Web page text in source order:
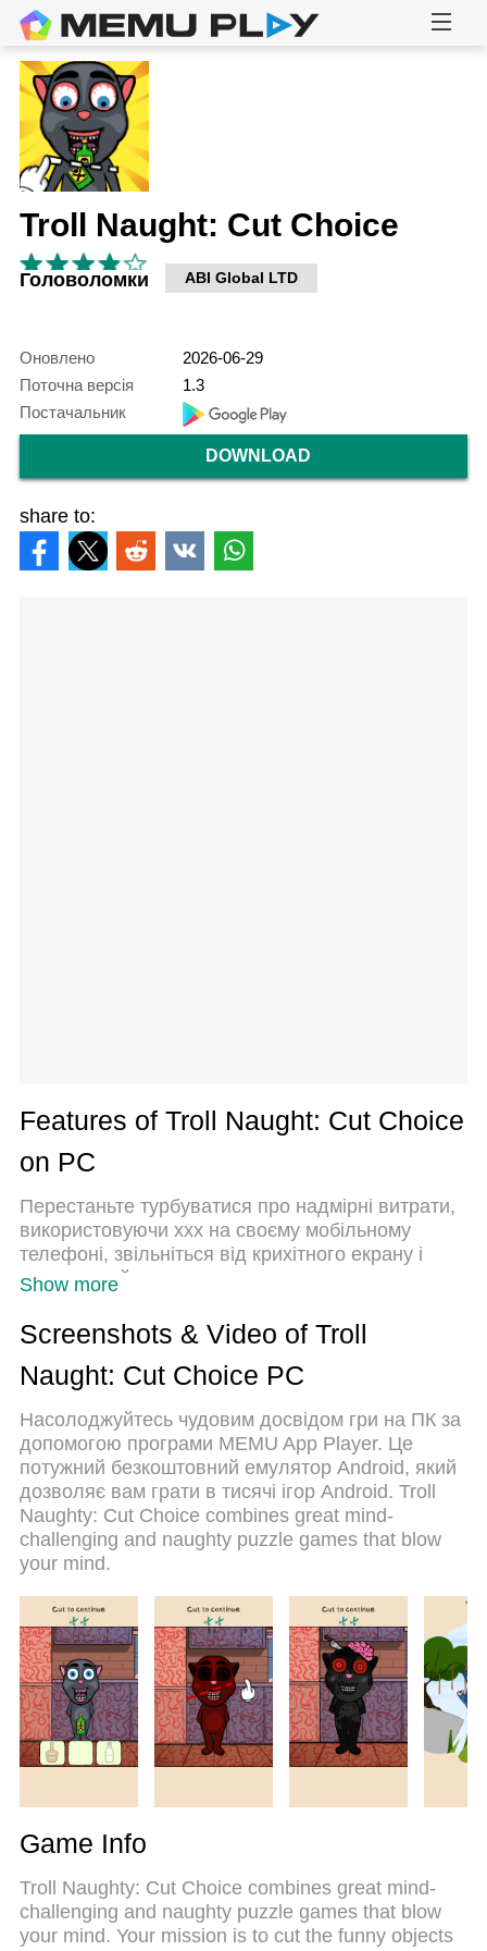
Troll Naught: Cut Choice
Головоломки ABI Global LTD
Оновлено
2026-06-29
Поточна версія
1.3
Постачальник
DOWNLOAD
share to:
Features of Troll Naught: Cut Choice
on PC
Перестаньте турбуватися про надмірні витрати,
використовуючи ххх на своєму мобільному
телефоні, звільніться від крихітного екрану і
насолоджуйтеся використанням програми на
повний екран свого додатка за допомогою
клавіатури та миші. MEmu пропонує вам усі
дивовижні функції, які ви очікували: швидка
зрозумілі елементи керування, більше обмежень
від акумулятора, мобільних даних та тривожних
дзвінків. Новий MEmu 9 - найкращий вибір
використання Troll Naught: Cut Choice на вашому
комп’ютері. За допомогою нашого поглинання
менеджер із кількома примірниками одночасно
дозволяє відкрити 2 або більше рахунків. І
двигун може вивільнити весь потенціал вашого
ПК, зробити все гладким і приємним.
Show more
Screenshots & Video of Troll
Naught: Cut Choice PC
Насолоджуйтесь чудовим досвідом гри на ПК за
допомогою програми MEMU App Player. Це
потужний безкоштовний емулятор Android, який
дозволяє вам грати в тисячі ігор Android. Troll
Naughty: Cut Choice combines great mind-
challenging and naughty puzzle games that blow
your mind.
Game Info
Troll Naughty: Cut Choice combines great mind-
challenging and naughty puzzle games that blow
your mind. Your mission is to cut the funny objects